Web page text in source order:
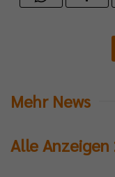
Mehr News
Alle Anzeigen